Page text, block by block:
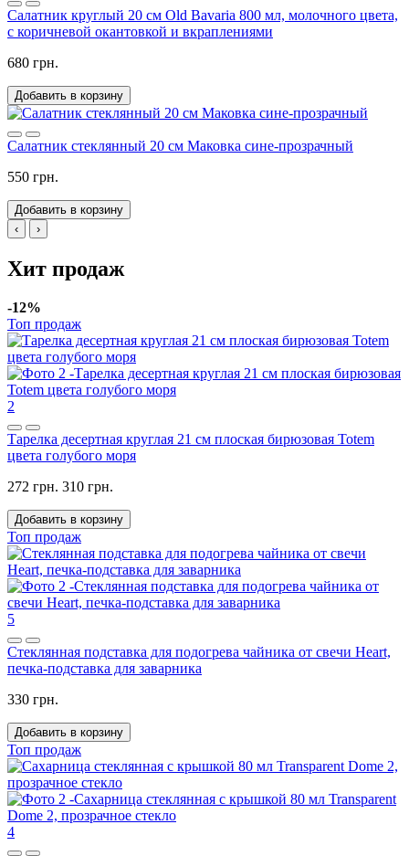
Салатник круглый 20 см Old Bavaria 800 мл, молочного цвета,
с коричневой окантовкой и вкраплениями
680 грн.
Добавить в корзину
Салатник стеклянный 20 см Маковка сине-прозрачный
550 грн.
Добавить в корзину
‹
›
Хит продаж
-12%
Топ продаж
2
Тарелка десертная круглая 21 см плоская бирюзовая Totem
цвета голубого моря
272 грн. 310 грн.
Добавить в корзину
Топ продаж
5
Стеклянная подставка для подогрева чайника от свечи Heart,
печка-подставка для заварника
330 грн.
Добавить в корзину
Топ продаж
4